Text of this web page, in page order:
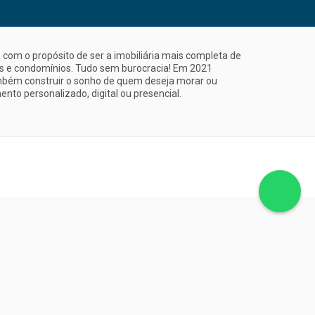
o propósito de ser a imobiliária mais completa de
condomínios. Tudo sem burocracia! Em 2021
construir o sonho de quem deseja morar ou
personalizado, digital ou presencial.